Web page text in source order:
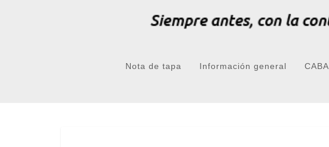
Nota de tapa Información general CABA